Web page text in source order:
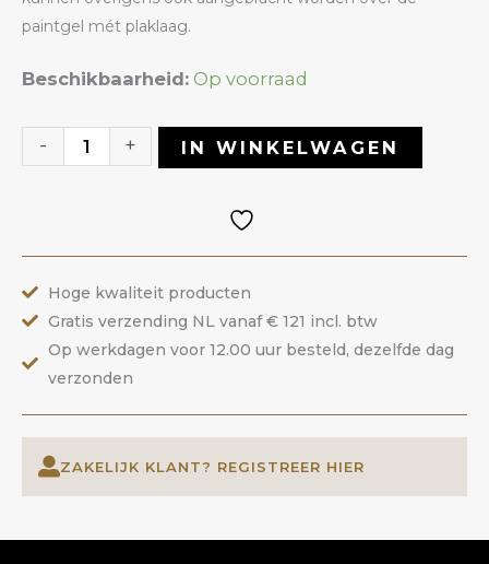
paintgel mét plaklaag.
Beschikbaarheid: Op voorraad
-
Mirror
05
aantal
+ IN WINKELWAGEN
Hoge kwaliteit producten
Gratis verzending NL vanaf € 121 incl. btw
Op werkdagen voor 12.00 uur besteld, dezelfde dag
verzonden
ZAKELIJK KLANT? REGISTREER HIER